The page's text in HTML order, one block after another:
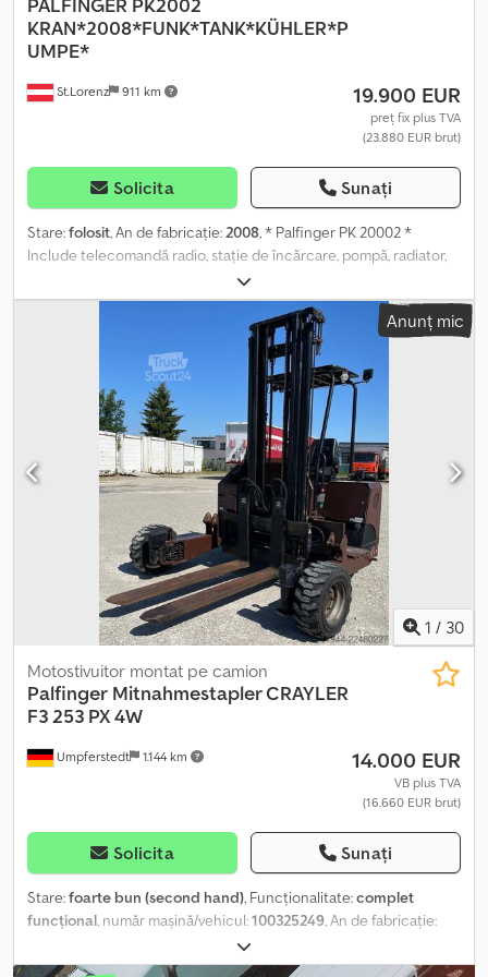
St.Lorenz 911 km
KRAN*2008*FUNK*TANK*KÜHLER*P
UMPE*
19.900 EUR
preț fix plus TVA
(23.880 EUR brut)
Solicita Sunați
Stare:folosit, An de fabricație: 2008, * Palfinger PK 20002 *
Include telecomandă radio, stație de încărcare, pompă, radiator,
rezervor de ulei Crjdpfxjzqiups Amyof * Anul de fabricație: 2008 *
Toate informațiile sunt oferite fără garanție * Ne asumăm dreptul
de a corecta eventualele erori și de a vinde produsul înainte de
Anunț mic
1 / 30
Umpferstedt 1.144 km
Motostivuitor montat pe camion
Palfinger Mitnahmestapler CRAYLER
F3 253 PX 4W
14.000 EUR
VB plus TVA
(16.660 EUR brut)
Solicita Sunați
Stare:foarte bun (second hand), Funcționalitate:complet
funcțional, număr mașină/vehicul:100325249, An de fabricație:
1.261 h, capacitate de încărcare:
kg, tip combustibil:motorină, tip catarg:telescopic, putere:24,5